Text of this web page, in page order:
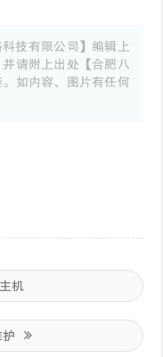
技有限公司】编辑上
请附上出处【合肥八
如内容、图片有任何
机